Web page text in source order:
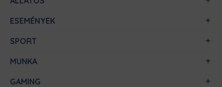
ESEMÉNYEK
SPORT
MUNKA
GAMING